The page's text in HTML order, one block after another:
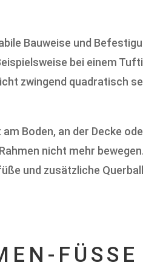
Bauweise und
bei einem
zwingend quadratisch
Boden, an der Decke
nicht mehr
und zusätzliche
FÜSSE